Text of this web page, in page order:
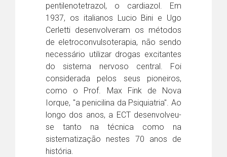
pentilenotetrazol, o cardiazol. Em
1937, os italianos Lucio Bini e Ugo
Cerletti desenvolveram os métodos
de eletroconvulsoterapia, não sendo
necessário utilizar drogas excitantes
do sistema nervoso central. Foi
considerada pelos seus pioneiros,
como o Prof. Max Fink de Nova
Iorque, "a penicilina da Psiquiatria". Ao
longo dos anos, a ECT desenvolveu-
se tanto na técnica como na
sistematização nestes 70 anos de
história.